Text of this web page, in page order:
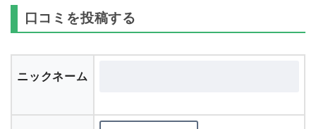
口コミを投稿する
ニックネーム